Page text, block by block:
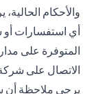
الاتصال على شركة
يرجى ملاحظة أن